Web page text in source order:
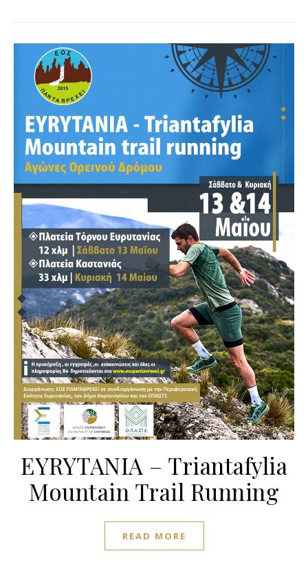
EYRYTANIA – Triantafylia
Mountain Trail Running
READ MORE